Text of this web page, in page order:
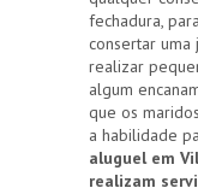
fechadura,
consertar
realizar
algum
que os
a habilidade
aluguel em
realizam